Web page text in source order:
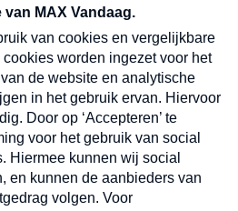
en dinsdagochtend in
Verzend